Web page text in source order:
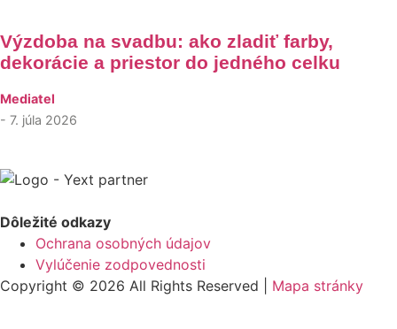
Výzdoba na svadbu: ako zladiť farby,
dekorácie a priestor do jedného celku
Mediatel
- 7. júla 2026
Dôležité odkazy
Ochrana osobných údajov
Vylúčenie zodpovednosti
Copyright © 2026 All Rights Reserved | Mapa stránky